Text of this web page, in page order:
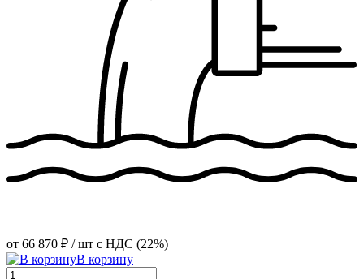
от 66 870 ₽ / шт с НДС (22%)
В корзину